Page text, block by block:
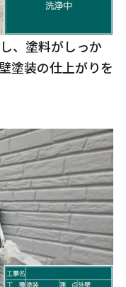
、塗料がしっか
塗装の仕上がりを